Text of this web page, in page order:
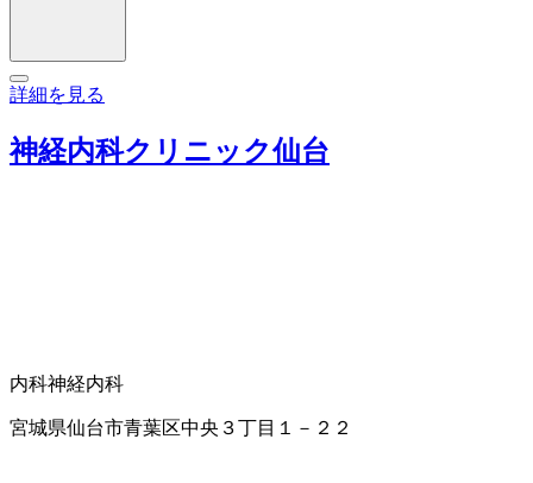
詳細を見る
神経内科クリニック仙台
内科神経内科
宮城県仙台市青葉区中央３丁目１－２２